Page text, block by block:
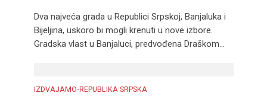
Dva najveća grada u Republici Srpskoj, Banjaluka i
Bijeljina, uskoro bi mogli krenuti u nove izbore.
Gradska vlast u Banjaluci, predvođena Draškom...
IZDVAJAMO•REPUBLIKA SRPSKA